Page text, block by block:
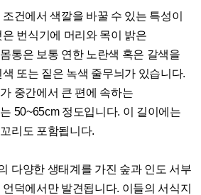
건에서 색깔을 바꿀 수 있는 특성이
번식기에 머리와 목이 밝은
통은 보통 연한 노란색 혹은 갈색을
또는 짙은 녹색 줄무늬가 있습니다.
중간에서 큰 편에 속하는
50~65cm 정도입니다. 이 길이에는
리도 포함됩니다.
다양한 생태계를 가진 숲과 인도 서부
덕에서만 발견됩니다. 이들의 서식지